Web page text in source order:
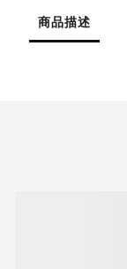
商品描述